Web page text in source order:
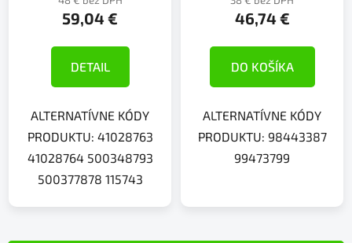
59,04 €
DETAIL
ALTERNATÍVNE KÓDY
PRODUKTU: 41028763
41028764 500348793
500377878 115743
46,74 €
DO KOŠÍKA
ALTERNATÍVNE KÓDY
PRODUKTU: 98443387
99473799